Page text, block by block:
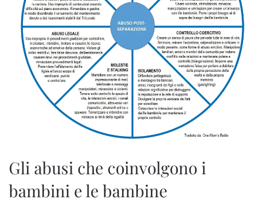
Gli abusi che coinvolgono i
bambini e le bambine